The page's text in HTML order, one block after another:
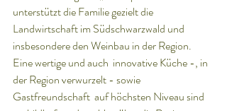
unterstützt die Familie gezielt die
Landwirtschaft im Südschwarzwald und
insbesondere den Weinbau in der Region.
Eine wertige und auch  innovative Küche -, in
der Region verwurzelt - sowie
Gastfreundschaft  auf höchsten Niveau sind